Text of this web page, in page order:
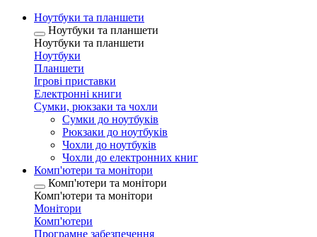
Ноутбуки та планшети
Ноутбуки та планшети
Ноутбуки та планшети
Ноутбуки
Планшети
Ігрові приставки
Електронні книги
Сумки, рюкзаки та чохли
Сумки до ноутбуків
Рюкзаки до ноутбуків
Чохли до ноутбуків
Чохли до електронних книг
Комп'ютери та монітори
Комп'ютери та монітори
Комп'ютери та монітори
Монітори
Комп'ютери
Програмне забезпечення